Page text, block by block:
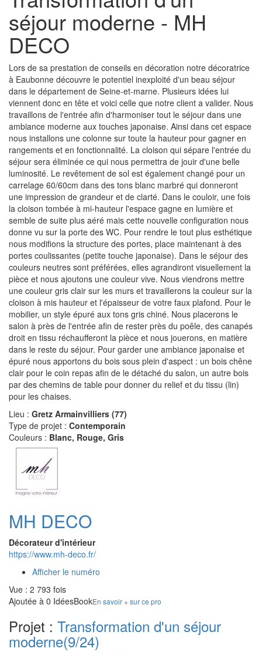
séjour moderne - MH
DECO
Lors de sa prestation de conseils en décoration notre décoratrice
à Eaubonne découvre le potentiel inexploité d'un beau séjour
dans le département de Seine-et-marne. Plusieurs idées lui
viennent donc en tête et voici celle que notre client a valider. Nous
travaillons de l'entrée afin d'harmoniser tout le séjour dans une
ambiance moderne aux touches japonaise. Ainsi dans cet espace
nous installons une colonne sur toute la hauteur pour gagner en
rangements et en fonctionnalité. La cloison qui sépare l'entrée du
séjour sera éliminée ce qui nous permettra de jouir d'une belle
luminosité. Le revêtement de sol est également changé pour un
carrelage 60/60cm dans des tons blanc marbré qui donneront
une impression de grandeur et de clarté. Dans le couloir, une fois
la cloison tombée à mi-hauteur l'espace gagne en lumière et
semble de suite plus aéré mais cette nouvelle configuration nous
donne vu sur la porte des WC. Pour rendre le tout plus esthétique
nous modifions la structure des portes, place maintenant à des
portes coulissantes (petite touche japonaise). Dans le séjour des
couleurs neutres sont préférées, elles agrandiront visuellement la
pièce et nous ajoutons une couleur vive. Nous viendrons mettre
une couleur gris clair sur les murs et travaillerons la couleur sur la
cloison à mis hauteur et l'épaisseur de votre faux plafond. Pour le
mobilier, un style épuré aux tons gris chiné. Nous placerons le
salon à près de l'entrée afin de rester près du poêle, des canapés
droit en tissu réchaufferont la pièce et nous jouerons, en matière
dans le reste du séjour. Pour garder une ambiance japonaise et
épuré nous apportons du bois sous plein d'aspect : un bois chêne
clair pour le coin repas afin de le détaché du salon, un autre bois
par des chemins de table pour donner du relief et du tissu (lin)
pour les chaises.
Lieu : Gretz Armainvilliers (77)
Type de projet : Contemporain
Couleurs : Blanc, Rouge, Gris
MH DECO
Décorateur d'intérieur
https://www.mh-deco.fr/
Afficher le numéro
Vue : 2 793 fois
Ajoutée à 0 IdéesBookEn savoir + sur ce pro
Projet : Transformation d'un séjour
moderne(9/24)